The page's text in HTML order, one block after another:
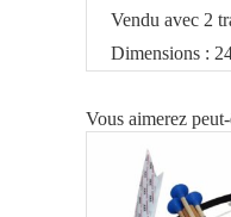
Vendu avec 2
Dimensions :
Vous aimerez